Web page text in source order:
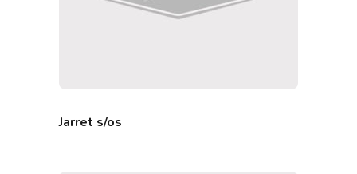
Jarret s/os